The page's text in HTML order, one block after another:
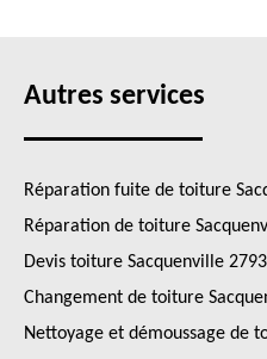
Autres services
Réparation fuite de toiture
Réparation de toiture
Devis toiture Sacquenville
Changement de toiture
Nettoyage et démoussage de